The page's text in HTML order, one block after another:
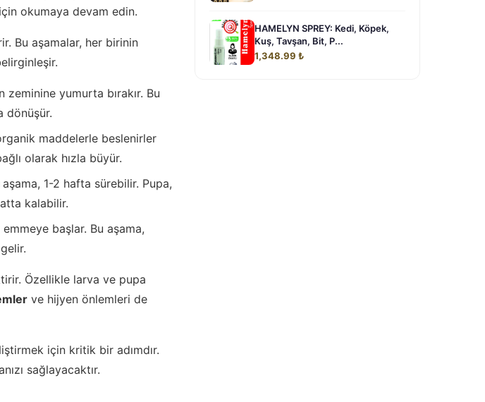
okumaya devam edin.
Bu aşamalar, her birinin
yumurta bırakır. Bu
dönüşür.
maddelerle beslenirler
olarak hızla büyür.
1-2 hafta sürebilir. Pupa,
kalabilir.
başlar. Bu aşama,
Özellikle larva ve pupa
ve hijyen önlemleri de
için kritik bir adımdır.
sağlayacaktır.
HAMELYN SPREY: Kedi, Köpek,
Kuş, Tavşan, Bit, P...
1,348.99 ₺